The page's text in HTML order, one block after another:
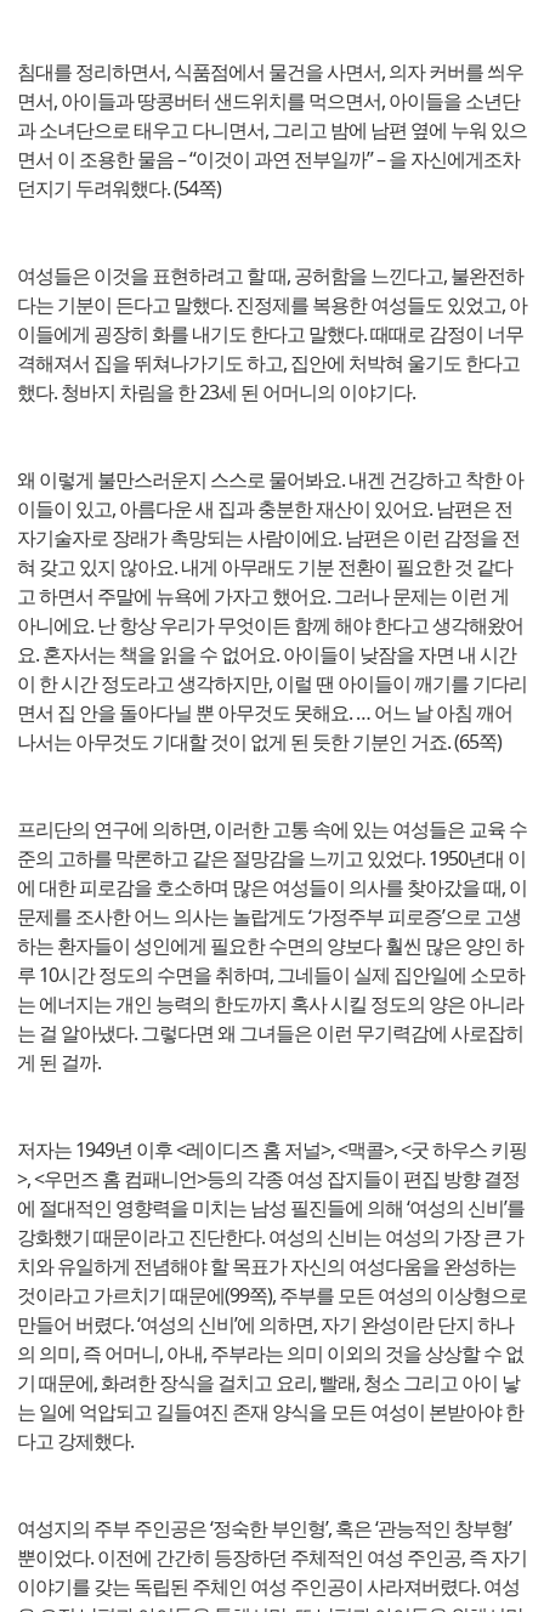
침대를 정리하면서, 식품점에서 물건을 사면서, 의자 커버를 씌우
면서, 아이들과 땅콩버터 샌드위치를 먹으면서, 아이들을 소년단
과 소녀단으로 태우고 다니면서, 그리고 밤에 남편 옆에 누워 있으
면서 이 조용한 물음 – “이것이 과연 전부일까” – 을 자신에게조차
던지기 두려워했다. (54쪽)
여성들은 이것을 표현하려고 할 때, 공허함을 느낀다고, 불완전하
다는 기분이 든다고 말했다. 진정제를 복용한 여성들도 있었고, 아
이들에게 굉장히 화를 내기도 한다고 말했다. 때때로 감정이 너무
격해져서 집을 뛰쳐나가기도 하고, 집안에 처박혀 울기도 한다고
했다. 청바지 차림을 한 23세 된 어머니의 이야기다.
왜 이렇게 불만스러운지 스스로 물어봐요. 내겐 건강하고 착한 아
이들이 있고, 아름다운 새 집과 충분한 재산이 있어요. 남편은 전
자기술자로 장래가 촉망되는 사람이에요. 남편은 이런 감정을 전
혀 갖고 있지 않아요. 내게 아무래도 기분 전환이 필요한 것 같다
고 하면서 주말에 뉴욕에 가자고 했어요. 그러나 문제는 이런 게
아니에요. 난 항상 우리가 무엇이든 함께 해야 한다고 생각해왔어
요. 혼자서는 책을 읽을 수 없어요. 아이들이 낮잠을 자면 내 시간
이 한 시간 정도라고 생각하지만, 이럴 땐 아이들이 깨기를 기다리
면서 집 안을 돌아다닐 뿐 아무것도 못해요. … 어느 날 아침 깨어
나서는 아무것도 기대할 것이 없게 된 듯한 기분인 거죠. (65쪽)
프리단의 연구에 의하면, 이러한 고통 속에 있는 여성들은 교육 수
준의 고하를 막론하고 같은 절망감을 느끼고 있었다. 1950년대 이
에 대한 피로감을 호소하며 많은 여성들이 의사를 찾아갔을 때, 이
문제를 조사한 어느 의사는 놀랍게도 ‘가정주부 피로증’으로 고생
하는 환자들이 성인에게 필요한 수면의 양보다 훨씬 많은 양인 하
루 10시간 정도의 수면을 취하며, 그네들이 실제 집안일에 소모하
는 에너지는 개인 능력의 한도까지 혹사 시킬 정도의 양은 아니라
는 걸 알아냈다. 그렇다면 왜 그녀들은 이런 무기력감에 사로잡히
게 된 걸까.
저자는 1949년 이후 <레이디즈 홈 저널>, <맥콜>, <굿 하우스 키핑
>, <우먼즈 홈 컴패니언>등의 각종 여성 잡지들이 편집 방향 결정
에 절대적인 영향력을 미치는 남성 필진들에 의해 ‘여성의 신비’를
강화했기 때문이라고 진단한다. 여성의 신비는 여성의 가장 큰 가
치와 유일하게 전념해야 할 목표가 자신의 여성다움을 완성하는
것이라고 가르치기 때문에(99쪽), 주부를 모든 여성의 이상형으로
만들어 버렸다. ‘여성의 신비’에 의하면, 자기 완성이란 단지 하나
의 의미, 즉 어머니, 아내, 주부라는 의미 이외의 것을 상상할 수 없
기 때문에, 화려한 장식을 걸치고 요리, 빨래, 청소 그리고 아이 낳
는 일에 억압되고 길들여진 존재 양식을 모든 여성이 본받아야 한
다고 강제했다.
여성지의 주부 주인공은 ‘정숙한 부인형’, 혹은 ‘관능적인 창부형’
뿐이었다. 이전에 간간히 등장하던 주체적인 여성 주인공, 즉 자기
이야기를 갖는 독립된 주체인 여성 주인공이 사라져버렸다. 여성